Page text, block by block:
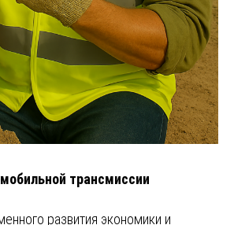
трансмиссии
развития экономики и